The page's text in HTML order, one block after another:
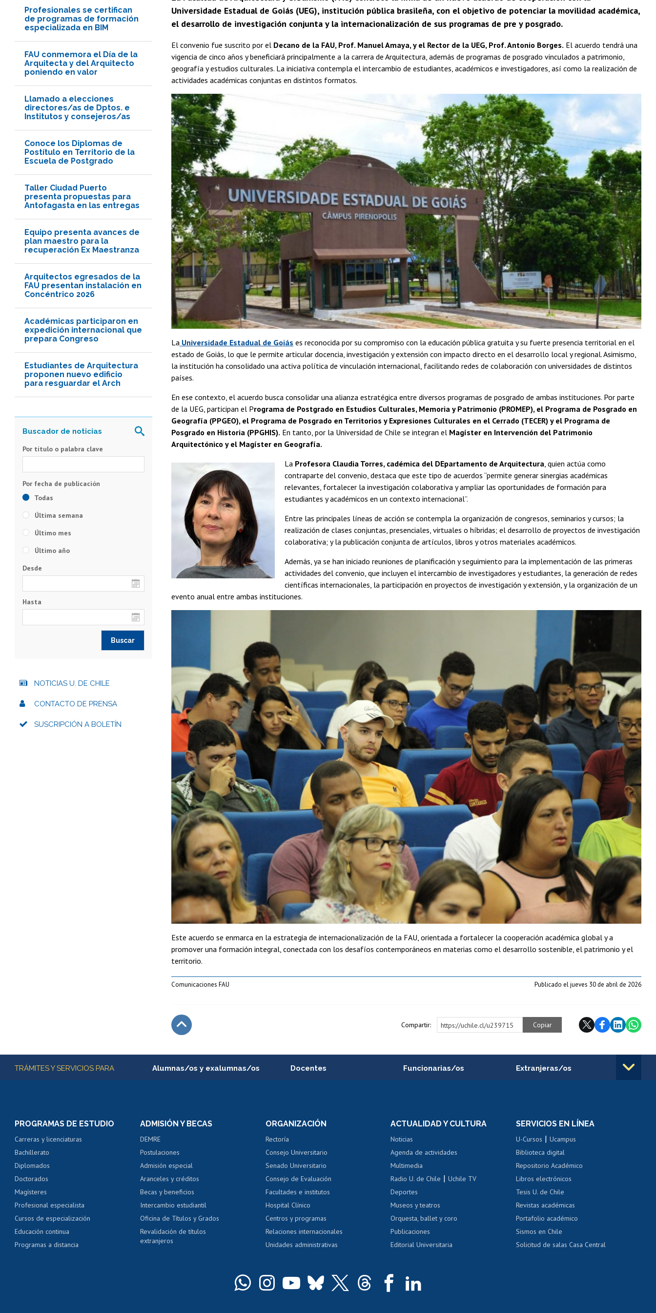
Profesionales se certifican
de programas de formación
especializada en BIM
FAU conmemora el Día de la
Arquitecta y del Arquitecto
poniendo en valor
Llamado a elecciones
directores/as de Dptos. e
Institutos y consejeros/as
Conoce los Diplomas de
Postítulo en Territorio de la
Escuela de Postgrado
Taller Ciudad Puerto
presenta propuestas para
Antofagasta en las entregas
Equipo presenta avances de
plan maestro para la
recuperación Ex Maestranza
Arquitectos egresados de la
FAU presentan instalación en
Concéntrico 2026
Académicas participaron en
expedición internacional que
prepara Congreso
Estudiantes de Arquitectura
proponen nuevo edificio
para resguardar el Arch
Universidade Estadual de Goiás (UEG), institución pública brasileña, con el objetivo de potenciar la movilidad académica,
el desarrollo de investigación conjunta y la internacionalización de sus programas de pre y posgrado.
El convenio fue suscrito por el Decano de la FAU, Prof. Manuel Amaya, y el Rector de la UEG, Prof. Antonio Borges. El acuerdo tendrá una
vigencia de cinco años y beneficiará principalmente a la carrera de Arquitectura, además de programas de posgrado vinculados a patrimonio,
geografía y estudios culturales. La iniciativa contempla el intercambio de estudiantes, académicos e investigadores, así como la realización de
actividades académicas conjuntas en distintos formatos.
La Universidade Estadual de Goiás es reconocida por su compromiso con la educación pública gratuita y su fuerte presencia territorial en el
estado de Goiás, lo que le permite articular docencia, investigación y extensión con impacto directo en el desarrollo local y regional. Asimismo,
la institución ha consolidado una activa política de vinculación internacional, facilitando redes de colaboración con universidades de distintos
países.
En ese contexto, el acuerdo busca consolidar una alianza estratégica entre diversos programas de posgrado de ambas instituciones. Por parte
de la UEG, participan el Programa de Postgrado en Estudios Culturales, Memoria y Patrimonio (PROMEP), el Programa de Posgrado en
Geografía (PPGEO), el Programa de Posgrado en Territorios y Expresiones Culturales en el Cerrado (TECER) y el Programa de
Posgrado en Historia (PPGHIS). En tanto, por la Universidad de Chile se integran el Magíster en Intervención del Patrimonio
Arquitectónico y el Magíster en Geografía.
La Profesora Claudia Torres, cadémica del DEpartamento de Arquitectura, quien actúa como
contraparte del convenio, destaca que este tipo de acuerdos “permite generar sinergias académicas
relevantes, fortalecer la investigación colaborativa y ampliar las oportunidades de formación para
estudiantes y académicos en un contexto internacional”.
Entre las principales líneas de acción se contempla la organización de congresos, seminarios y cursos; la
realización de clases conjuntas, presenciales, virtuales o híbridas; el desarrollo de proyectos de investigación
colaborativa; y la publicación conjunta de artículos, libros y otros materiales académicos.
Además, ya se han iniciado reuniones de planificación y seguimiento para la implementación de las primeras
actividades del convenio, que incluyen el intercambio de investigadores y estudiantes, la generación de redes
científicas internacionales, la participación en proyectos de investigación y extensión, y la organización de un
evento anual entre ambas instituciones.
Este acuerdo se enmarca en la estrategia de internacionalización de la FAU, orientada a fortalecer la cooperación académica global y a
promover una formación integral, conectada con los desafíos contemporáneos en materias como el desarrollo sostenible, el patrimonio y el
territorio.
Comunicaciones FAU Publicado el jueves 30 de abril de 2026
Compartir: https://uchile.cl/u239715 Copiar
Por título o palabra clave
Todas
Última semana
Último mes
Último año
Desde
Hasta
NOTICIAS U. DE CHILE
CONTACTO DE PRENSA
SUSCRIPCIÓN A BOLETÍN
Más información
TRÁMITES Y SERVICIOS PARA Alumnas/os y exalumnas/os
Consulta y certificado de notas
Servicio médico y dental
Pago de arancel y crédito alumnos
Pago de arancel y crédito exalumnos
Certificado de títulos y grados
Docentes
Perfeccionamiento
Evaluación docente
Calificación académica
Postulación al AUCAI
Funcionarias/os
Portal de movilidad interna
Certificado de renta
Certificado de renta
Gestión de correo uchile
Extranjeras/os
Movilidad Estudiantil
Cursos de español
Acoso laboral, sexual y violencia
PROGRAMAS DE ESTUDIO
Carreras y licenciaturas
Bachillerato
Diplomados
Doctorados
Magísteres
Profesional especialista
Cursos de especialización
Educación continua
Programas a distancia
ADMISIÓN Y BECAS
DEMRE
Postulaciones
Admisión especial
Aranceles y créditos
Becas y beneficios
Intercambio estudiantil
Oficina de Títulos y Grados
Revalidación de títulos
extranjeros
ORGANIZACIÓN
Rectoría
Consejo Universitario
Senado Universitario
Consejo de Evaluación
Facultades e institutos
Hospital Clínico
Centros y programas
Relaciones internacionales
Unidades administrativas
ACTUALIDAD Y CULTURA
Noticias
Agenda de actividades
Multimedia
Radio U. de Chile |Uchile TV
Deportes
Museos y teatros
Orquesta, ballet y coro
Publicaciones
Editorial Universitaria
SERVICIOS EN LÍNEA
U-Cursos |Ucampus
Biblioteca digital
Repositorio Académico
Libros electrónicos
Tesis U. de Chile
Revistas académicas
Portafolio académico
Sismos en Chile
Solicitud de salas Casa Central